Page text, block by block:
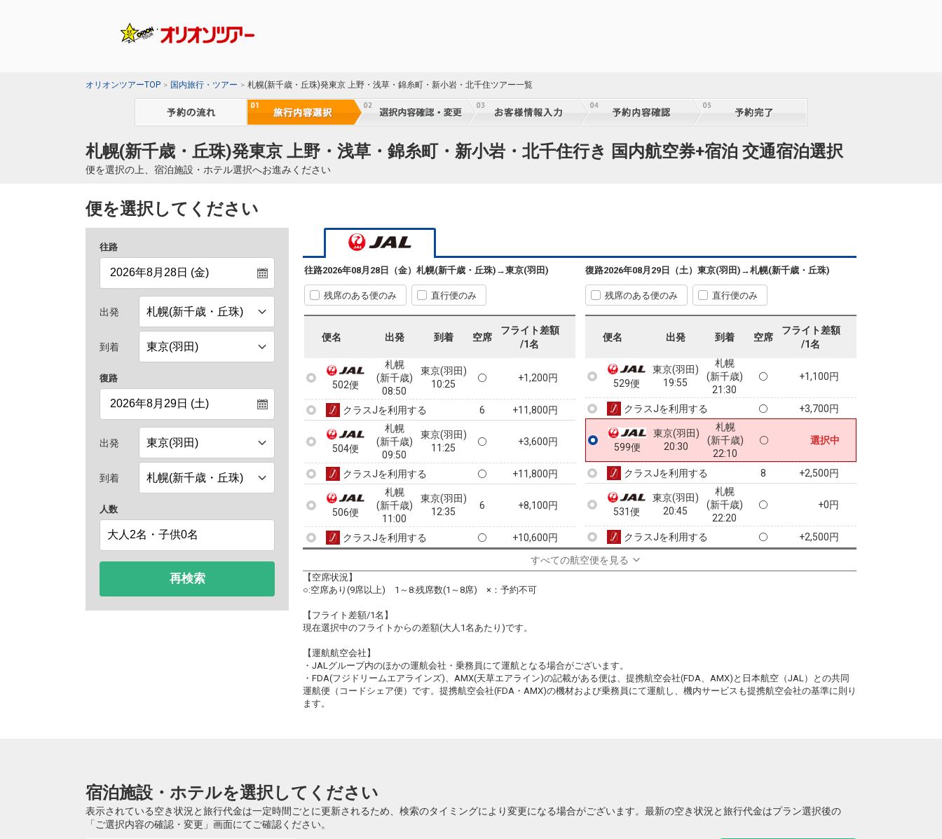
オリオンツアーTOP 国内旅行・ツアー 札幌(新千歳・丘珠)発東京 上野・浅草・錦糸町・新小岩・北千住ツアー一覧
札幌(新千歳・丘珠)発東京 上野・浅草・錦糸町・新小岩・北千住行き 国内航空券+宿泊 交通宿泊選択
便を選択の上、宿泊施設・ホテル選択へお進みください
便を選択してください
往路
出発
到着
復路
出発
到着
人数
再検索
往路2026年08月28日（金） 札幌(新千歳・丘珠) →東京(羽田)
残席のある便のみ 直行便のみ
便名 出発 到着 空席
フライト差額
/1名
札幌
(新千歳)
09:10
5
札幌
(新千歳)
東京(羽田)
09:15
選択中
+10,600円
502便
札幌
(新千歳)
08:50
東京(羽田)
10:25
+1,200円
クラスJを利用する 6 +11,800円
504便
札幌
(新千歳)
09:50
東京(羽田)
11:25
+3,600円
クラスJを利用する +11,800円
506便
札幌
(新千歳)
11:00
東京(羽田)
12:35
6 +8,100円
クラスJを利用する +10,600円
508便
(新千歳)
+8,100円
札幌
(新千歳)
東京(羽田)
4 +10,400円
クラスJを利用する 7 +26,100円
札幌
(新千歳)
東京(羽田)
+15,500円
クラスJを利用する
札幌
東京(羽田)
復路2026年08月29日（土） 東京(羽田) →札幌(新千歳・丘珠)
残席のある便のみ 直行便のみ
便名 出発 到着 空席
フライト差額
/1名
521便
東京(羽田)
15:25
クラスJを利用する +7,800円
525便
17:30
527便
東京(羽田)
18:40
札幌
(新千歳)
+1,100円
クラスJを利用する +3,700円
529便
東京(羽田)
19:55
札幌
(新千歳)
21:30
+1,100円
クラスJを利用する +3,700円
599便
東京(羽田)
20:30
札幌
(新千歳)
22:10
選択中
クラスJを利用する 8 +2,500円
531便
東京(羽田)
20:45
札幌
(新千歳)
22:20
+0円
クラスJを利用する +2,500円
すべての航空便を見る
【空席状況】
○:空席あり(9席以上) 1～8:残席数(1～8席) ×：予約不可
【フライト差額/1名】
現在選択中のフライトからの差額(大人1名あたり)です。
【運航航空会社】
・JALグループ内のほかの運航会社・乗務員にて運航となる場合がございます。
・FDA(フジドリームエアラインズ)、AMX(天草エアライン)の記載がある便は、提携航空会社(FDA、AMX)と日本航空（JAL）との共同
運航便（コードシェア便）です。提携航空会社(FDA・AMX)の機材および乗務員にて運航し、機内サービスも提携航空会社の基準に則り
ます。
宿泊施設・ホテルを選択してください
表示されている空き状況と旅行代金は一定時間ごとに更新されるため、検索のタイミングにより変更になる場合がございます。最新の空き状況と旅行代金はプラン選択後の
「ご選択内容の確認・変更」画面にてご確認ください。